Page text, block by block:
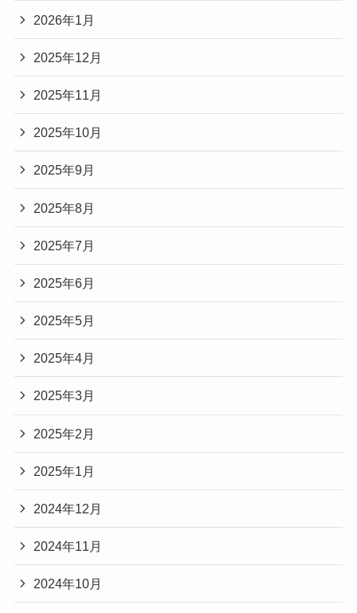
2026年1月
2025年12月
2025年11月
2025年10月
2025年9月
2025年8月
2025年7月
2025年6月
2025年5月
2025年4月
2025年3月
2025年2月
2025年1月
2024年12月
2024年11月
2024年10月